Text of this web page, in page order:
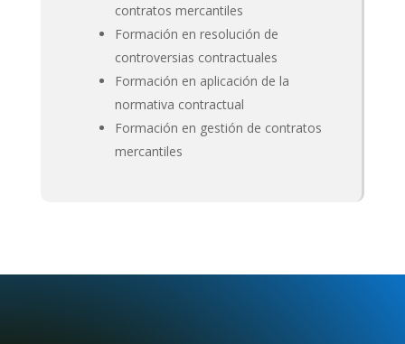
contratos mercantiles
Formación en resolución de
controversias contractuales
Formación en aplicación de la
normativa contractual
Formación en gestión de contratos
mercantiles